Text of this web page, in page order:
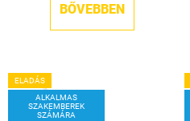
BŐVEBBEN
ELADÁS
ALKALMAS
SZAKEMBEREK
SZÁMÁRA